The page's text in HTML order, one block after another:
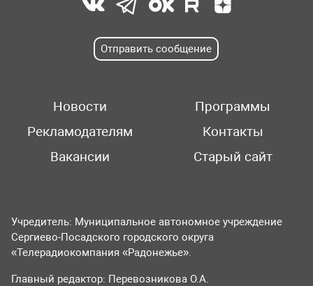
Отправить сообщение
Новости
Программы
Рекламодателям
Контакты
Вакансии
Старый сайт
Учредитель: Муниципальное автономное учреждение
Сергиево-Посадского городского округа
«Телерадиокомпания «Радонежье».
Главный редактор: Перевозникова О.А.